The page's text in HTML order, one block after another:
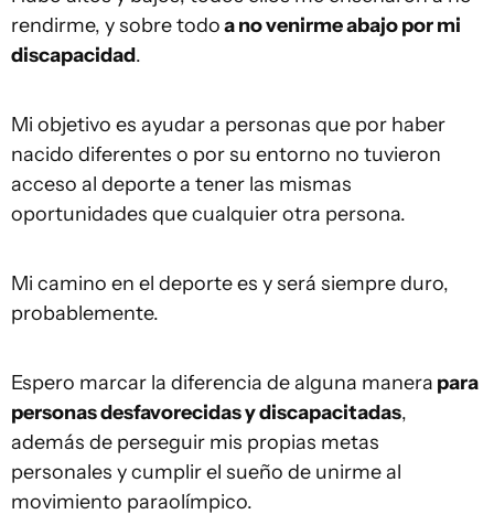
rendirme, y sobre todoa no venirme abajo por mi
discapacidad.
Mi objetivo es ayudar a personas que por haber
nacido diferentes o por su entorno no tuvieron
acceso al deporte a tener las mismas
oportunidades que cualquier otra persona.
Mi camino en el deporte es y será siempre duro,
probablemente.
Espero marcar la diferencia de alguna manera para
personas desfavorecidas y discapacitadas,
además de perseguir mis propias metas
personales y cumplir el sueño de unirme al
movimiento paraolímpico.